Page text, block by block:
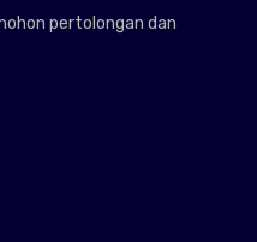
pertolongan dan